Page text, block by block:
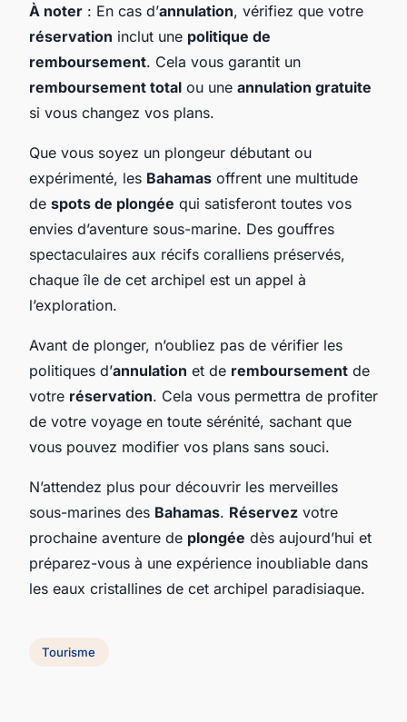
À noter : En cas d’annulation, vérifiez que votre
réservation inclut une politique de
remboursement. Cela vous garantit un
remboursement total ou une annulation gratuite
si vous changez vos plans.
Que vous soyez un plongeur débutant ou
expérimenté, les Bahamas offrent une multitude
de spots de plongée qui satisferont toutes vos
envies d’aventure sous-marine. Des gouffres
spectaculaires aux récifs coralliens préservés,
chaque île de cet archipel est un appel à
l’exploration.
Avant de plonger, n’oubliez pas de vérifier les
politiques d’annulation et de remboursement de
votre réservation. Cela vous permettra de profiter
de votre voyage en toute sérénité, sachant que
vous pouvez modifier vos plans sans souci.
N’attendez plus pour découvrir les merveilles
sous-marines des Bahamas. Réservez votre
prochaine aventure de plongée dès aujourd’hui et
préparez-vous à une expérience inoubliable dans
les eaux cristallines de cet archipel paradisiaque.
Tourisme